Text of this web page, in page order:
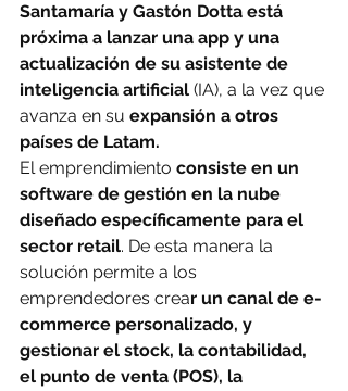
Santamaría y Gastón Dotta está
próxima a lanzar una app y una
actualización de su asistente de
inteligencia artificial (IA), a la vez que
avanza en su expansión a otros
países de Latam.
El emprendimiento consiste en un
software de gestión en la nube
diseñado específicamente para el
sector retail. De esta manera la
solución permite a los
emprendedores crear un canal de e-
commerce personalizado, y
gestionar el stock, la contabilidad,
el punto de venta (POS), la